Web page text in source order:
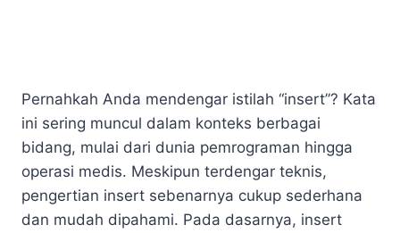
Pernahkah Anda mendengar istilah “insert”? Kata
ini sering muncul dalam konteks berbagai
bidang, mulai dari dunia pemrograman hingga
operasi medis. Meskipun terdengar teknis,
pengertian insert sebenarnya cukup sederhana
dan mudah dipahami. Pada dasarnya, insert